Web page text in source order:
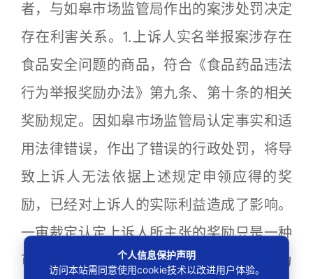
者，与如皋市场监管局作出的案涉处罚决定
存在利害关系。1.上诉人实名举报案涉存在
食品安全问题的商品，符合《食品药品违法
行为举报奖励办法》第九条、第十条的相关
奖励规定。因如皋市场监管局认定事实和适
用法律错误，作出了错误的行政处罚，将导
致上诉人无法依据上述规定申领应得的奖
励，已经对上诉人的实际利益造成了影响。
一审裁定认定上诉人所主张的奖励只是一种
可能性利益，存在明显不当。2.上诉人认为
个人信息保护声明
访问本站需同意使用cookie技术以改进用户体验。